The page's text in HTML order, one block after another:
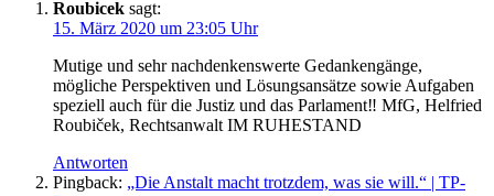
Roubicek sagt:
15. März 2020 um 23:05 Uhr
Mutige und sehr nachdenkenswerte Gedankengänge,
mögliche Perspektiven und Lösungsansätze sowie Aufgaben
speziell auch für die Justiz und das Parlament‼️ MfG, Helfried
Roubiček, Rechtsanwalt IM RUHESTAND
Antworten
Pingback: „Die Anstalt macht trotzdem, was sie will.“ | TP-